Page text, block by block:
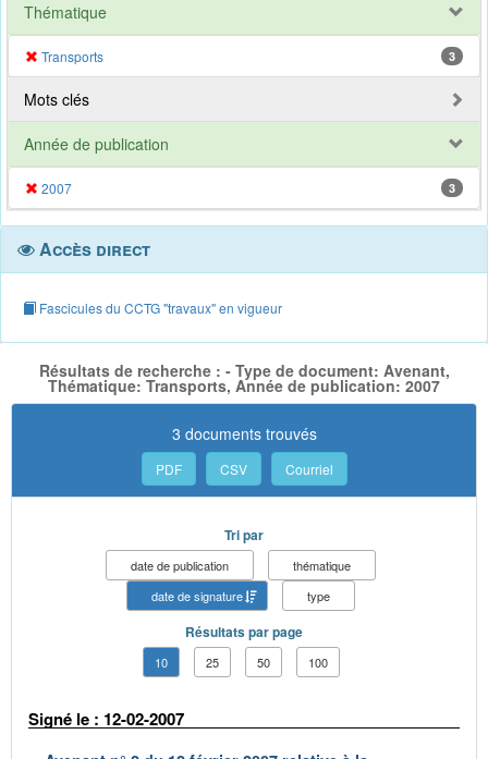
Thématique
Transports 3
Mots clés
Année de publication
2007 3
Accès direct
Fascicules du CCTG "travaux" en vigueur
Résultats de recherche : - Type de document: Avenant,
Thématique: Transports, Année de publication: 2007
3 documents trouvés
PDF CSV Courriel
Tri par
date de publication
thématique
date de signature
type
Résultats par page
10 25 50 100
Signé le : 12-02-2007